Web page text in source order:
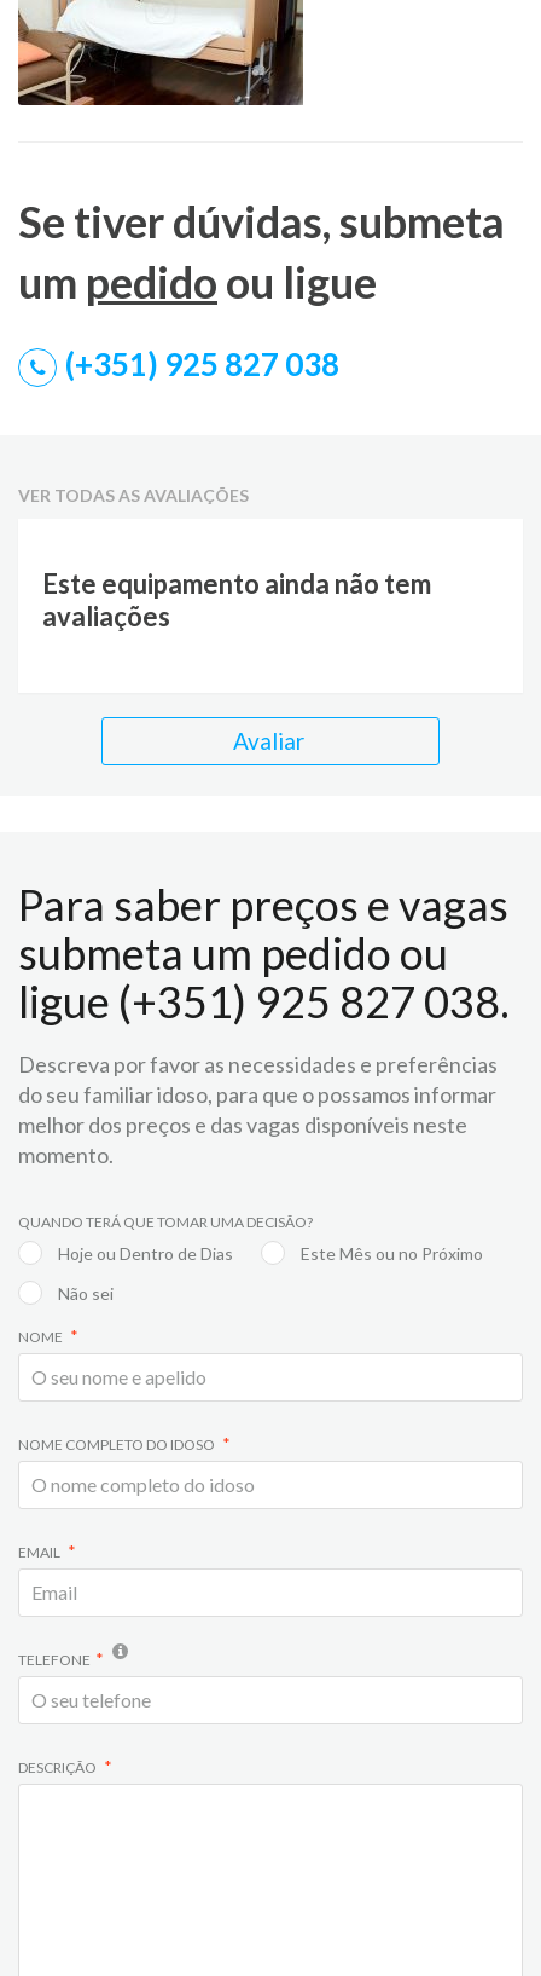
Se tiver dúvidas, submeta
um pedido ou ligue
(+351) 925 827 038
VER TODAS AS AVALIAÇÕES
Este equipamento ainda não tem
avaliações
Avaliar
Para saber preços e vagas
submeta um pedido ou
ligue (+351) 925 827 038.
Descreva por favor as necessidades e preferências
do seu familiar idoso, para que o possamos informar
melhor dos preços e das vagas disponíveis neste
momento.
QUANDO TERÁ QUE TOMAR UMA DECISÃO?
Hoje ou Dentro de Dias
Este Mês ou no Próximo
Não sei
NOME
NOME COMPLETO DO IDOSO
EMAIL
TELEFONE
DESCRIÇÃO